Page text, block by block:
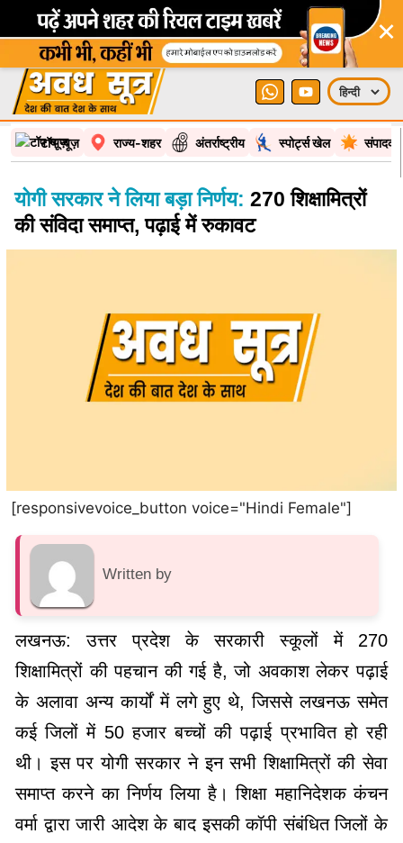
×
टॉप न्यूज़ राज्य-शहर अंतर्राष्ट्रीय स्पोर्ट्स खेल
योगी सरकार ने लिया बड़ा निर्णय: 270 शिक्षामित्रों
की संविदा समाप्त, पढ़ाई में रुकावट
[responsivevoice_button voice="Hindi Female"]
Written by
लखनऊ: उत्तर प्रदेश के सरकारी स्कूलों में 270
शिक्षामित्रों की पहचान की गई है, जो अवकाश लेकर पढ़ाई
के अलावा अन्य कार्यों में लगे हुए थे, जिससे लखनऊ समेत
कई जिलों में 50 हजार बच्चों की पढ़ाई प्रभावित हो रही
थी। इस पर योगी सरकार ने इन सभी शिक्षामित्रों की सेवा
समाप्त करने का निर्णय लिया है। शिक्षा महानिदेशक कंचन
वर्मा द्वारा जारी आदेश के बाद इसकी कॉपी संबंधित जिलों के